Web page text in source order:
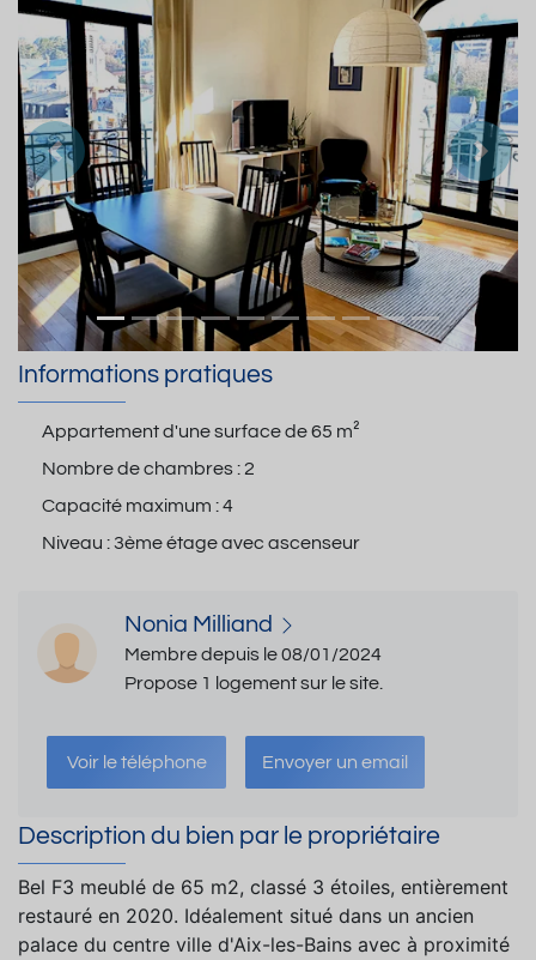
Précedent
Informations pratiques
Appartement d'une surface de65 m²
Nombre de chambres :2
Capacité maximum :4
Niveau :3ème étage avec ascenseur
Nonia Milliand
Membre depuis le 08/01/2024
Propose 1 logement sur le site.
Voir le téléphone Envoyer un email
Description du bien par le propriétaire
Bel F3 meublé de 65 m2, classé 3 étoiles, entièrement
restauré en 2020. Idéalement situé dans un ancien
palace du centre ville d'Aix-les-Bains avec à proximité